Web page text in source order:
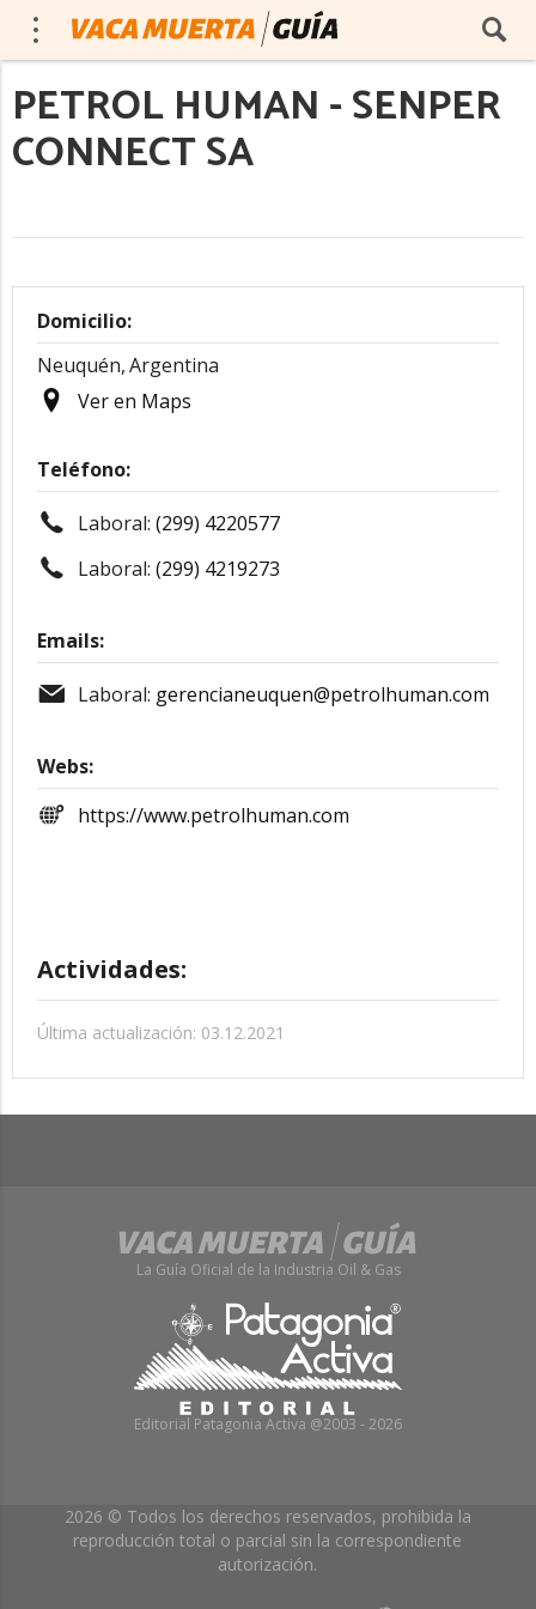
PETROL HUMAN - SENPER
CONNECT SA
Domicilio:
Neuquén,Argentina
Ver en Maps
Teléfono:
Laboral: (299) 4220577
Laboral: (299) 4219273
Emails:
Laboral: gerencianeuquen@petrolhuman.com
Webs:
https://www.petrolhuman.com
Actividades:
Última actualización: 03.12.2021
La Guía Oficial de la Industria Oil & Gas
Editorial Patagonia Activa @2003 - 2026
2026 © Todos los derechos reservados, prohibida la
reproducción total o parcial sin la correspondiente
autorización.